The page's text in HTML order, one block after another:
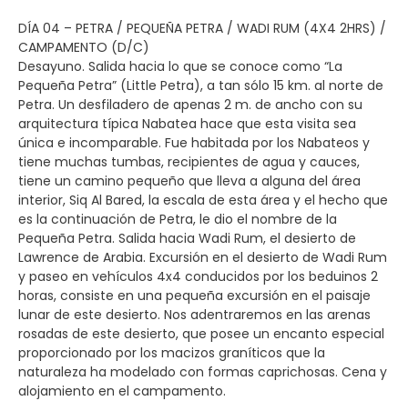
DÍA 04 – PETRA / PEQUEÑA PETRA / WADI RUM (4X4 2HRS) /
CAMPAMENTO (D/C)
Desayuno. Salida hacia lo que se conoce como “La
Pequeña Petra” (Little Petra), a tan sólo 15 km. al norte de
Petra. Un desfiladero de apenas 2 m. de ancho con su
arquitectura típica Nabatea hace que esta visita sea
única e incomparable. Fue habitada por los Nabateos y
tiene muchas tumbas, recipientes de agua y cauces,
tiene un camino pequeño que lleva a alguna del área
interior, Siq Al Bared, la escala de esta área y el hecho que
es la continuación de Petra, le dio el nombre de la
Pequeña Petra. Salida hacia Wadi Rum, el desierto de
Lawrence de Arabia. Excursión en el desierto de Wadi Rum
y paseo en vehículos 4x4 conducidos por los beduinos 2
horas, consiste en una pequeña excursión en el paisaje
lunar de este desierto. Nos adentraremos en las arenas
rosadas de este desierto, que posee un encanto especial
proporcionado por los macizos graníticos que la
naturaleza ha modelado con formas caprichosas. Cena y
alojamiento en el campamento.